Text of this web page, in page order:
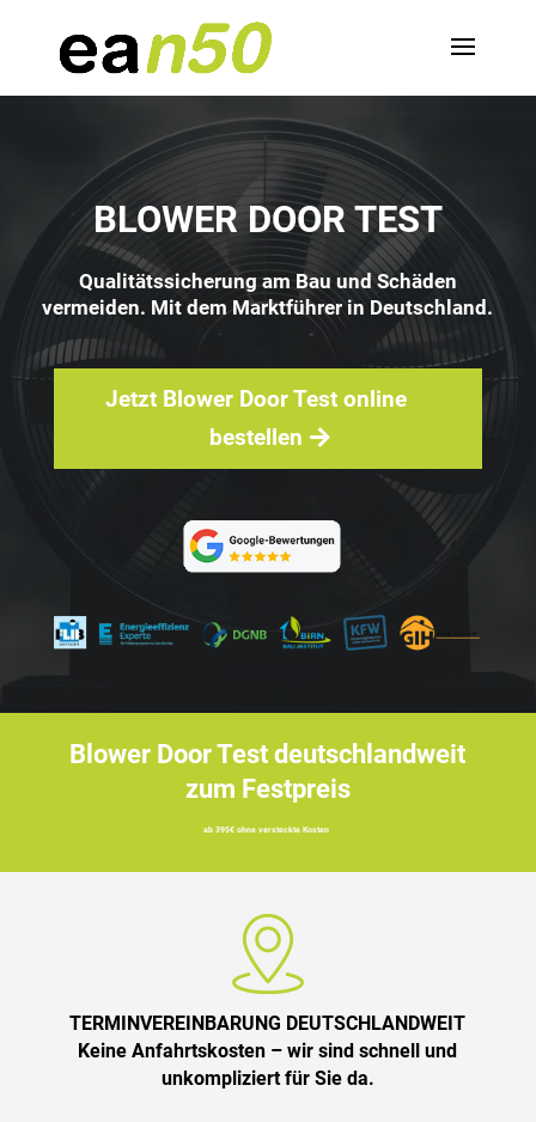
BLOWER DOOR TEST
Qualitätssicherung am Bau und Schäden
vermeiden. Mit dem Marktführer in Deutschland.
Jetzt Blower Door Test online
bestellen
Blower Door Test deutschlandweit
zum Festpreis
ab 395€ ohne versteckte Kosten
TERMINVEREINBARUNG DEUTSCHLANDWEIT
Keine Anfahrtskosten – wir sind schnell und
unkompliziert für Sie da.